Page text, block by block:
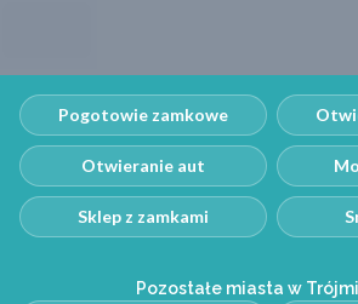
Pogotowie zamkowe
Otwieranie aut
Sklep z zamkami
Pozostałe miasta w